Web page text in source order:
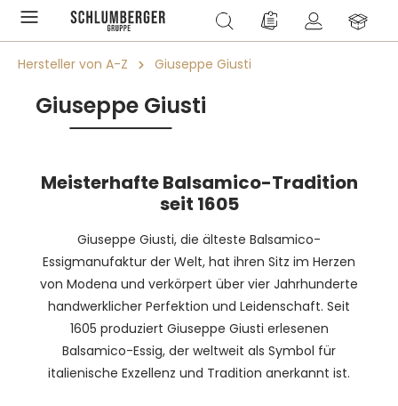
springen Du hast 0 Produkte
Hersteller von A-Z Giuseppe Giusti
Giuseppe Giusti
Meisterhafte Balsamico-Tradition
seit 1605
Giuseppe Giusti, die älteste Balsamico-
Essigmanufaktur der Welt, hat ihren Sitz im Herzen
von Modena und verkörpert über vier Jahrhunderte
handwerklicher Perfektion und Leidenschaft. Seit
1605 produziert Giuseppe Giusti erlesenen
Balsamico-Essig, der weltweit als Symbol für
italienische Exzellenz und Tradition anerkannt ist.